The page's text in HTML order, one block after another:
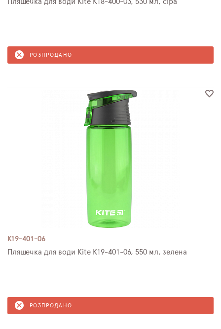
Пляшечка для води Kite K18-400-03, 530 мл, сіра
РОЗПРОДАНО
K19-401-06
Пляшечка для води Kite K19-401-06, 550 мл, зелена
РОЗПРОДАНО